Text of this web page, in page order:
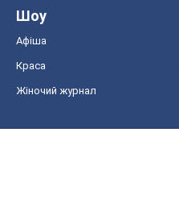
Шоу
Афіша
Краса
Жіночий журнал